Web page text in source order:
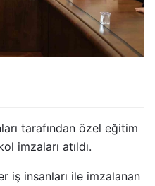
tarafından özel eğitim
imzaları atıldı.
iş insanları ile imzalanan